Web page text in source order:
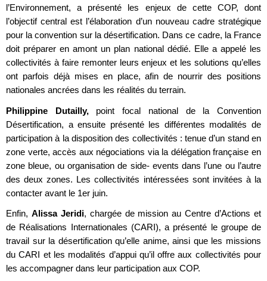
l’Environnement, a présenté les enjeux de cette COP, dont
l’objectif central est l’élaboration d’un nouveau cadre stratégique
pour la convention sur la désertification. Dans ce cadre, la France
doit préparer en amont un plan national dédié. Elle a appelé les
collectivités à faire remonter leurs enjeux et les solutions qu’elles
ont parfois déjà mises en place, afin de nourrir des positions
nationales ancrées dans les réalités du terrain.
Philippine Dutailly,point focal national de la Convention
Désertification, a ensuite présenté les différentes modalités de
participation à la disposition des collectivités : tenue d’un stand en
zone verte, accès aux négociations via la délégation française en
zone bleue, ou organisation de side- events dans l’une ou l’autre
des deux zones. Les collectivités intéressées sont invitées à la
contacter avant le 1er juin.
Enfin, Alissa Jeridi, chargée de mission au Centre d’Actions et
de Réalisations Internationales (CARI), a présenté le groupe de
travail sur la désertification qu’elle anime, ainsi que les missions
du CARI et les modalités d’appui qu’il offre aux collectivités pour
les accompagner dans leur participation aux COP.